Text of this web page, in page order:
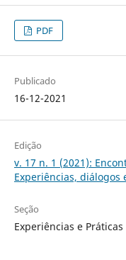
PDF
Publicado
16-12-2021
Edição
v. 17 n. 1 (2021):
Experiências, diálogos
Seção
Experiências e